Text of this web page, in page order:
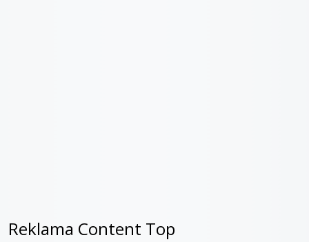
Reklama Content Top